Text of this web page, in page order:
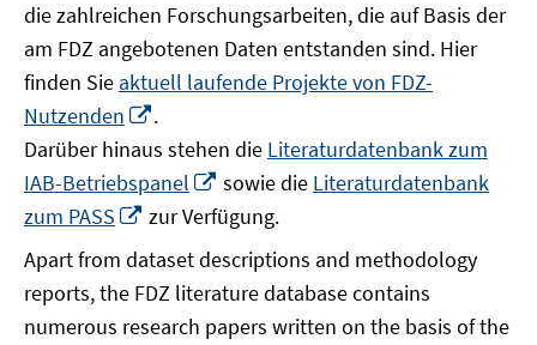
die zahlreichen Forschungsarbeiten, die auf Basis der
am FDZ angebotenen Daten entstanden sind. Hier
finden Sie aktuell laufende Projekte von FDZ-
Nutzenden
neuem
Fenster
öffnen
.
Darüber hinaus stehen die Literaturdatenbank zum
IAB-Betriebspanel
In
neuem
Fenster
öffnen
sowie die Literaturdatenbank
zum PASS
In
Fenster
öffnen
zur Verfügung.
Apart from dataset descriptions and methodology
reports, the FDZ literature database contains
numerous research papers written on the basis of the